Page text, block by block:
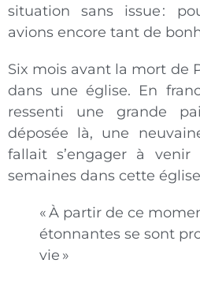
situation sans issue :
avions encore tant de
Six mois avant la mort de
dans une église. En
ressenti une grande
déposée là, une
fallait s’engager à
semaines dans cette
« À partir de ce
étonnantes se sont
vie »